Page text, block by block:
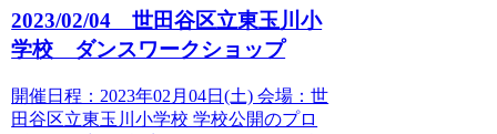
2023/02/04 世田谷区立東玉川小
学校 ダンスワークショップ
開催日程：2023年02月04日(土) 会場：世
田谷区立東玉川小学校 学校公開のプロ